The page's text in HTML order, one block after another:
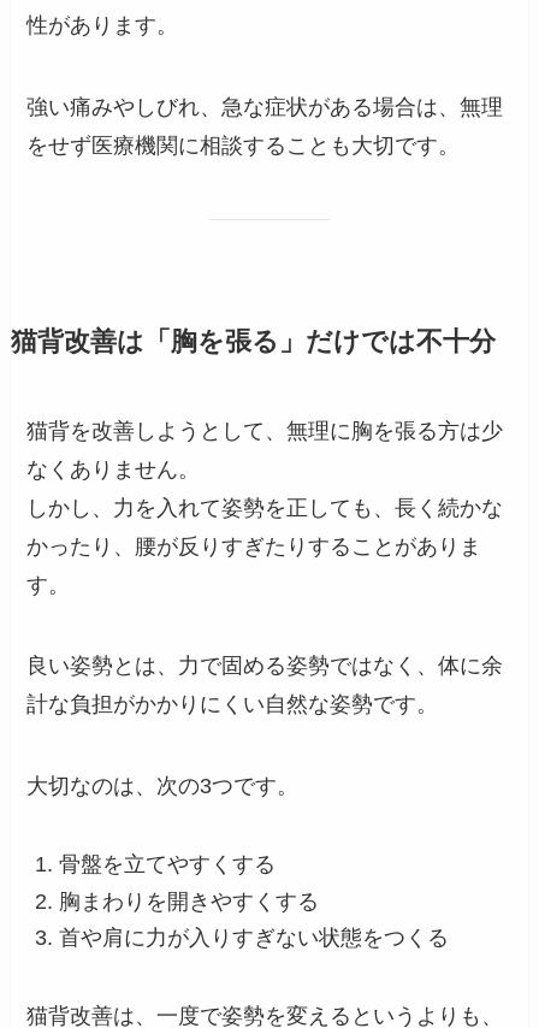
性があります。
強い痛みやしびれ、急な症状がある場合は、無理
をせず医療機関に相談することも大切です。
猫背改善は「胸を張る」だけでは不十分
猫背を改善しようとして、無理に胸を張る方は少
なくありません。
しかし、力を入れて姿勢を正しても、長く続かな
かったり、腰が反りすぎたりすることがありま
す。
良い姿勢とは、力で固める姿勢ではなく、体に余
計な負担がかかりにくい自然な姿勢です。
大切なのは、次の3つです。
骨盤を立てやすくする
胸まわりを開きやすくする
首や肩に力が入りすぎない状態をつくる
猫背改善は、一度で姿勢を変えるというよりも、